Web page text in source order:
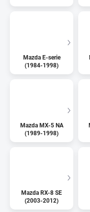
Mazda E-serie
(1984-1998)
Mazda MX-5 NA
(1989-1998)
Mazda RX-8 SE
(2003-2012)